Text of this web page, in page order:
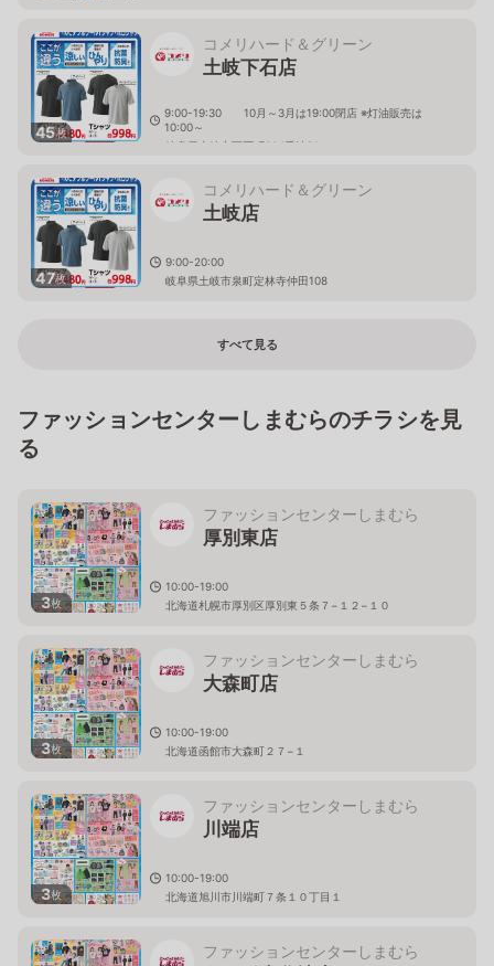
45枚
コメリハード＆グリーン
土岐下石店
9:00-19:30 10月～3月は19:00閉店 ※灯油販売は
10:00～
岐阜県土岐市下石町304番地81
47枚
コメリハード＆グリーン
土岐店
9:00-20:00
岐阜県土岐市泉町定林寺仲田108
すべて見る
ファッションセンターしまむらのチラシを見
る
3枚
ファッションセンターしまむら
厚別東店
10:00-19:00
北海道札幌市厚別区厚別東５条７−１２−１０
3枚
ファッションセンターしまむら
大森町店
10:00-19:00
北海道函館市大森町２７−１
3枚
ファッションセンターしまむら
川端店
10:00-19:00
北海道旭川市川端町７条１０丁目１
ファッションセンターしまむら